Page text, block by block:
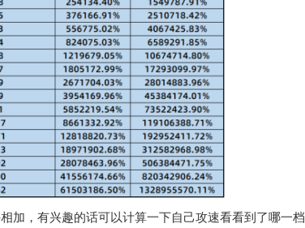
，有兴趣的话可以计算一下自己攻速看看到了哪一档